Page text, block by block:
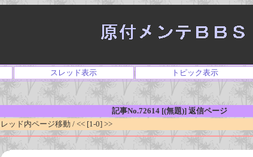
スレッド表示 トピック表示
記事No.72614 [(無題)] 返信ページ
ッド内ページ移動 / << [1-0] >>